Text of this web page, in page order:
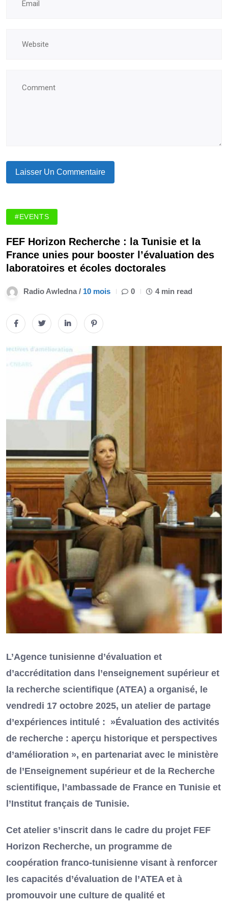
#EVENTS
FEF Horizon Recherche : la Tunisie et la
France unies pour booster l’évaluation des
laboratoires et écoles doctorales
Radio Awledna / 10 mois 0 4 min read
L’Agence tunisienne d’évaluation et
d’accréditation dans l’enseignement supérieur et
la recherche scientifique (ATEA) a organisé, le
vendredi 17 octobre 2025, un atelier de partage
d’expériences intitulé : »Évaluation des activités
de recherche : aperçu historique et perspectives
d’amélioration », en partenariat avec le ministère
de l’Enseignement supérieur et de la Recherche
scientifique, l’ambassade de France en Tunisie et
l’Institut français de Tunisie.
Cet atelier s’inscrit dans le cadre du projet FEF
Horizon Recherche, un programme de
coopération franco-tunisienne visant à renforcer
les capacités d’évaluation de l’ATEA et à
promouvoir une culture de qualité et